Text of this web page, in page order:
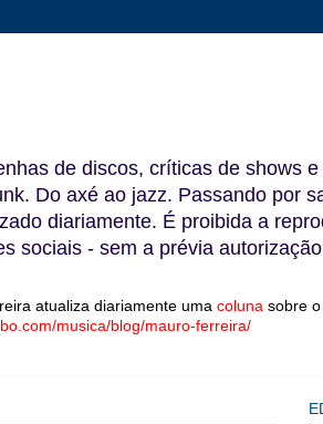
de discos, críticas de shows
Do axé ao jazz. Passando por
diariamente. É proibida a
sociais - sem a prévia
atualiza diariamente uma coluna sobre
musica/blog/mauro-ferreira/